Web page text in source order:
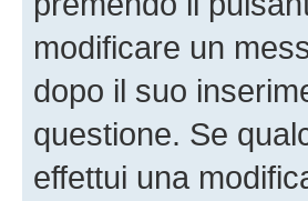
modificare un
dopo il suo
questione. Se
effettui una